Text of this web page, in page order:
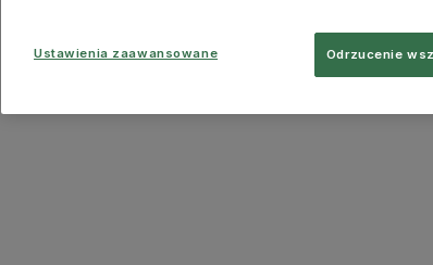
Ustawienia zaawansowane Odrzucenie